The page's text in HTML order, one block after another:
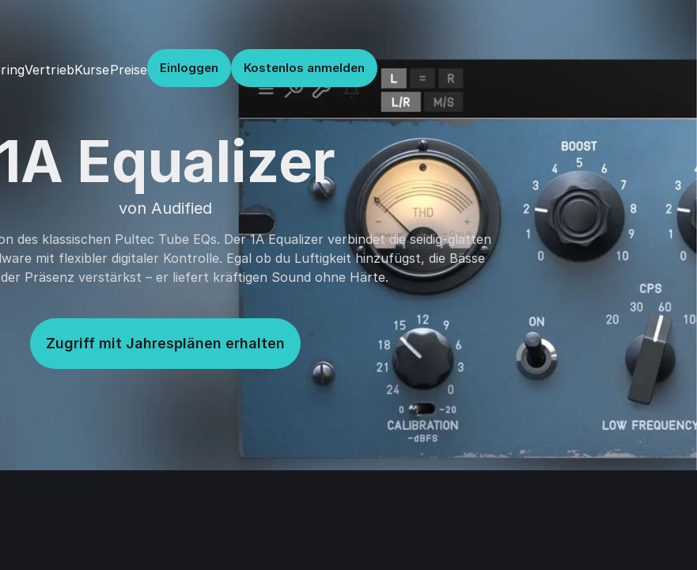
VertriebKursePreise Einloggen Kostenlos anmelden
Equalizer
von Audified
des klassischen Pultec Tube EQs. Der 1A Equalizer verbindet die seidig-glatten
mit flexibler digitaler Kontrolle. Egal ob du Luftigkeit hinzufügst, die Bässe
Präsenz verstärkst – er liefert kräftigen Sound ohne Härte.
Zugriff mit Jahresplänen erhalten